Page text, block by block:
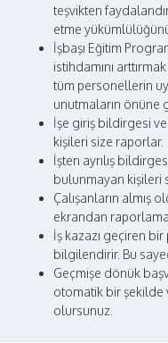
teşvikten
etme
İşbaşı Eğitim
istihdamını
tüm personellerin
unutmaların önüne
İşe giriş bildirgesi
kişileri size raporlar.
İşten ayrılış
bulunmayan kişileri
Çalışanların almış
ekrandan
İş kazazı geçiren
bilgilendirir. Bu
Geçmişe dönük
otomatik bir şekilde
olursunuz.